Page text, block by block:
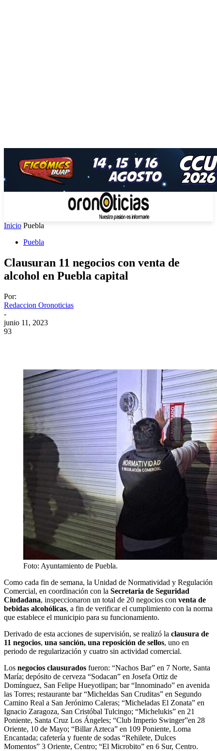
Inicio Puebla
Puebla
Clausuran 11 negocios con venta de
alcohol en Puebla capital
Por:
Redaccion Oronoticias
-
junio 11, 2023
93
Foto: Ayuntamiento de Puebla.
Como cada fin de semana, la Unidad de Normatividad y Regulación
Comercial, en coordinación con la Secretaria de Seguridad
Ciudadana, inspeccionaron un total de 20 negocios con venta de
bebidas alcohólicas, a fin de verificar el cumplimiento con la norma
que establece el municipio para su funcionamiento.
Derivado de esta acciones de supervisión, se realizó la clausura de
11 negocios, una sanción, una reposición de sellos, uno en
periodo de regularización y cuatro sin actividad comercial.
Los negocios clausurados fueron: “Nachos Bar” en 7 Norte, Santa
María; depósito de cerveza “Sodacan” en Josefa Ortiz de
Domínguez, San Felipe Hueyotlipan; bar “Innominado” en avenida
las Torres; restaurante bar “Micheldas San Cruditas” en Segundo
Camino Real a San Jerónimo Caleras; “Micheladas El Zonata” en
Ignacio Zaragoza, San Cristóbal Tulcingo; “Michelukis” en 21
Poniente, Santa Cruz Los Ángeles; “Club Imperio Swinger”en 28
Oriente, 10 de Mayo; “Billar Azteca” en 109 Poniente, Loma
Encantada; cafetería y fuente de sodas “Rehilete, Dulces
Momentos” 3 Oriente, Centro; “El Microbito” en 6 Sur, Centro.